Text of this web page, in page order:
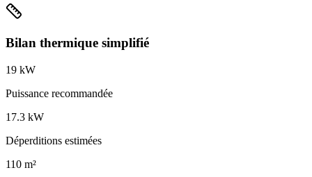
Bilan thermique simplifié
19 kW
Puissance recommandée
17.3 kW
Déperditions estimées
110 m²